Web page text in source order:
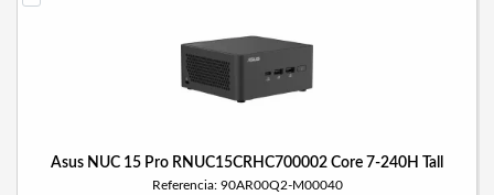
Asus NUC 15 Pro RNUC15CRHC700002 Core 7-240H Tall
Referencia: 90AR00Q2-M00040